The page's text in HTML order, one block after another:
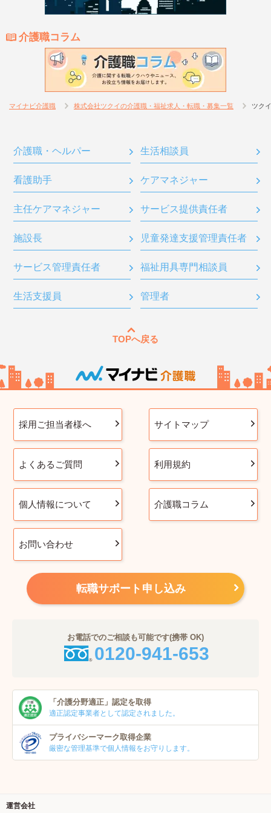
介護職コラム
マイナビ介護職 株式会社ツクイの介護職・福祉求人・転職・募集一覧 ツク
介護職・ヘルパー 生活相談員
看護助手 ケアマネジャー
主任ケアマネジャー サービス提供責任者
施設長 児童発達支援管理責任者
サービス管理責任者 福祉用具専門相談員
生活支援員 管理者
TOPへ戻る
採用ご担当者様へ サイトマップ
よくあるご質問 利用規約
個人情報について 介護職コラム
お問い合わせ
転職サポート申し込み
お電話でのご相談も可能です(携帯 OK)
0120-941-653
「介護分野適正」 認定を取得
適正認定事業者として認定されました。
プライバシーマーク取得企業
厳密な管理基準で個人情報をお守りします。
運営会社